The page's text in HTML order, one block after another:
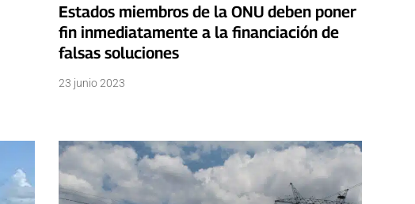
Estados miembros de la ONU deben poner
fin inmediatamente a la financiación de
falsas soluciones
23 junio 2023